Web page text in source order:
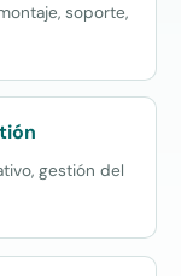
soporte,
gestión del